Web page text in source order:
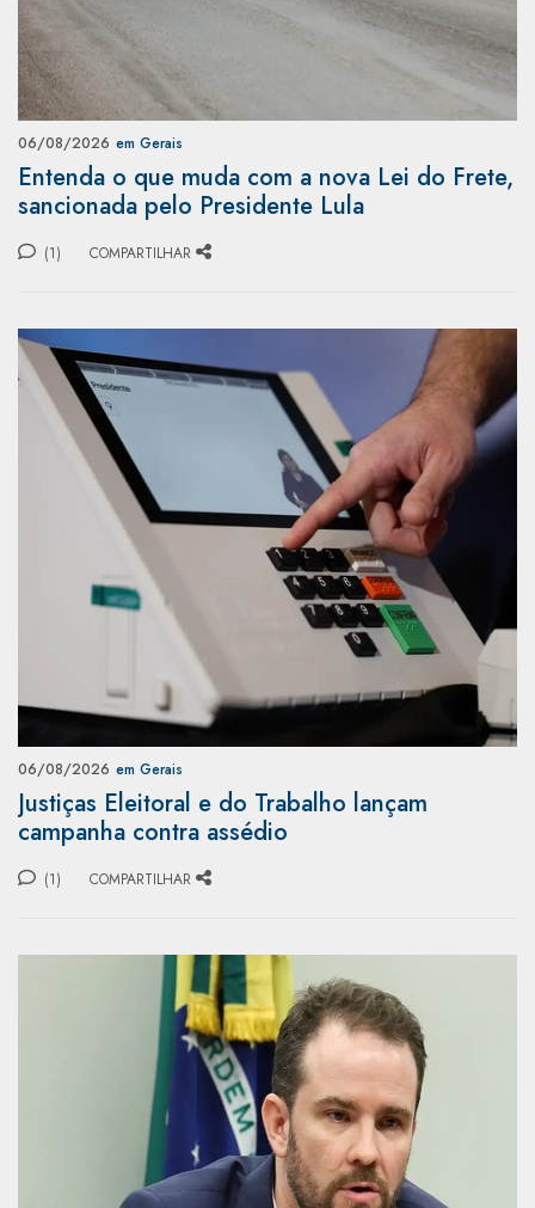
06/08/2026 em Gerais
Entenda o que muda com a nova Lei do Frete,
sancionada pelo Presidente Lula
(1) COMPARTILHAR
06/08/2026 em Gerais
Justiças Eleitoral e do Trabalho lançam
campanha contra assédio
(1) COMPARTILHAR